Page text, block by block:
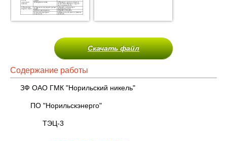
Скачать файл
Содержание работы
ЗФ ОАО ГМК "Норильский никель"
ПО "Норильскэнерго"
ТЭЦ-3